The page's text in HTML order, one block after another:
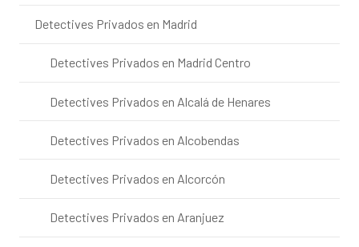
Detectives Privados en Madrid
Detectives Privados en Madrid Centro
Detectives Privados en Alcalá de Henares
Detectives Privados en Alcobendas
Detectives Privados en Alcorcón
Detectives Privados en Aranjuez